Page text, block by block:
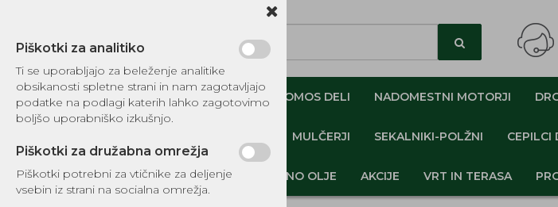
NADOMESTNI TOMOS DELI ORIGINALNI TOMOS DELI NADOMESTNI MOTORJI
MULČERJI SEKALNIKI-POLŽNI CEPILCI
DELI, OPREMA - GOZD, VRT, DOM MOTORNO OLJE AKCIJE VRT IN TERASA
Piškotki za analitiko
Ti se uporabljajo za beleženje analitike
obsikanosti spletne strani in nam zagotavljajo
podatke na podlagi katerih lahko zagotovimo
boljšo uporabniško izkušnjo.
Piškotki za družabna omrežja
Piškotki potrebni za vtičnike za deljenje
vsebin iz strani na socialna omrežja.